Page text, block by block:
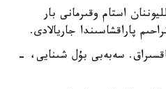
ۆيدەونى 2 ميلليوننان استام وقىرمانى بار
پاراقشاسىندا جاريالادى.
سەبەبى بۇل شىنايى، -